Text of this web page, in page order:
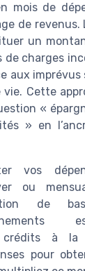
mois de
de revenus.
un
charges
aux imprévus
Cette
«
» en
vos
ou
de
crédits à la
pour